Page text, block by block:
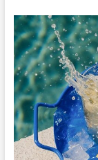
kókusz
és
az
ananász
szépítő
erejével